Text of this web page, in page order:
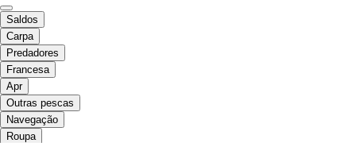
Saldos
Carpa
Predadores
Francesa
Apr
Outras pescas
Navegação
Roupa